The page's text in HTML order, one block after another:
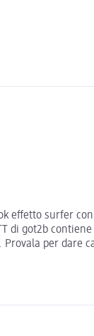
effetto surfer
di got2b
per dare